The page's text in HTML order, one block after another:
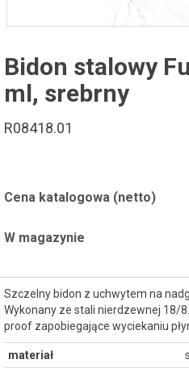
Bidon stalowy
ml, srebrny
R08418.01
Cena katalogowa (netto)
W magazynie
Szczelny bidon z uchwytem na
Wykonany ze stali nierdzewnej 18/
proof zapobiegające wyciekaniu
materiał